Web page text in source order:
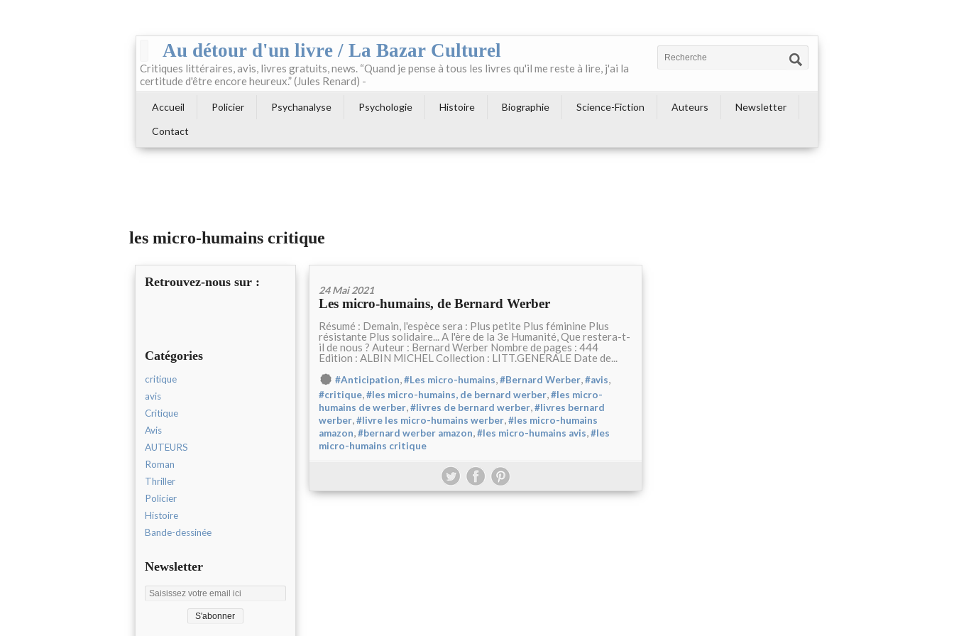
Au détour d'un livre / La Bazar Culturel
Critiques littéraires, avis, livres gratuits, news. “Quand je pense à tous les livres qu'il me reste à lire, j'ai la
certitude d'être encore heureux.” (Jules Renard) -
Accueil Policier Psychanalyse Psychologie Histoire Biographie Science-Fiction Auteurs
Newsletter
Contact
les micro-humains critique
Retrouvez-nous sur :
Catégories
critique
avis
Critique
Avis
AUTEURS
Roman
Thriller
Policier
Histoire
Bande-dessinée
Newsletter
24 Mai 2021
Les micro-humains, de Bernard Werber
Résumé : Demain, l'espèce sera : Plus petite Plus féminine Plus
résistante Plus solidaire... A l'ère de la 3e Humanité, Que restera-t-
il de nous ? Auteur : Bernard Werber Nombre de pages : 444
Edition : ALBIN MICHEL Collection : LITT.GENERALE Date de...
#Anticipation,#Les micro-humains,#Bernard Werber,#avis,
#critique,#les micro-humains, de bernard werber,#les micro-
humains de werber,#livres de bernard werber,#livres bernard
werber,#livre les micro-humains werber,#les micro-humains
amazon,#bernard werber amazon,#les micro-humains avis,#les
micro-humains critique